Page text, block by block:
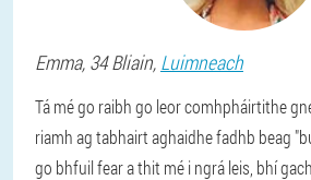
Emma, 34 Bliain, Luimneach
Tá mé go raibh go leor comhpháirtithe
riamh ag tabhairt aghaidhe fadhb beag
go bhfuil fear a thit mé i ngrá leis, bhí